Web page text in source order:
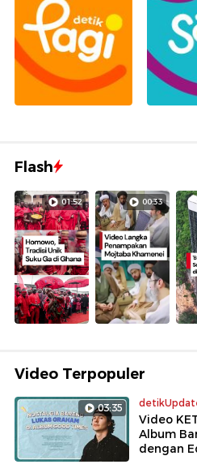
Flash
01:52 00:33
Video Terpopuler
03:35
Video
Album
dengan